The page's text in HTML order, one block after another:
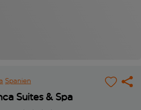
Spanien
Suites & Spa